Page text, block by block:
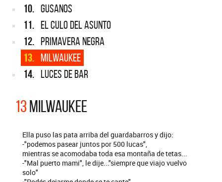
10. GUSANOS
11. EL CULO DEL ASUNTO
12. PRIMAVERA NEGRA
13. MILWAUKEE
14. LUCES DE BAR
13MILWAUKEE
Ella puso las pata arriba del guardabarros y dijo:
-"podemos pasear juntos por 500 lucas",
mientras se acomodaba toda esa montaña de tetas...
-"Mal puerto mami", le dije..."siempre que viajo vuelvo
solo"